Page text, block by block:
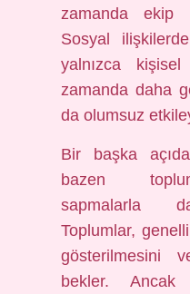
zamanda ekip
Sosyal
yalnızca
zamanda daha
da olumsuz
Bir başka
bazen
sapmalarla
Toplumlar,
gösterilmesini
bekler.